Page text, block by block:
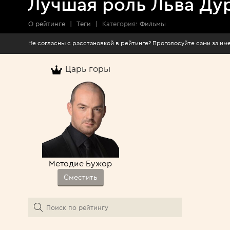
О рейтинге | Теги | Категория: Фильмы
Не согласны с расстановкой в рейтинге?
Царь горы
Методие Бужор
Сместить